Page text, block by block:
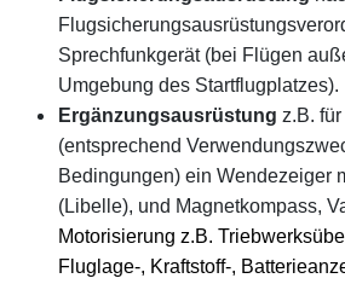
Sprechfunkgerät (bei Flügen
Umgebung des Startflugplatzes).
Ergänzungsausrüstung z.B.
(entsprechend
Bedingungen) ein Wendezeiger
(Libelle), und Magnetkompass,
Motorisierung z.B.
Fluglage-, Kraftstoff-,